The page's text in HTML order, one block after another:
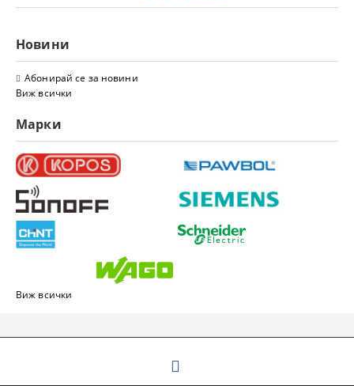
Новини
Абонирай се за новини
Виж всички
Марки
Виж всички